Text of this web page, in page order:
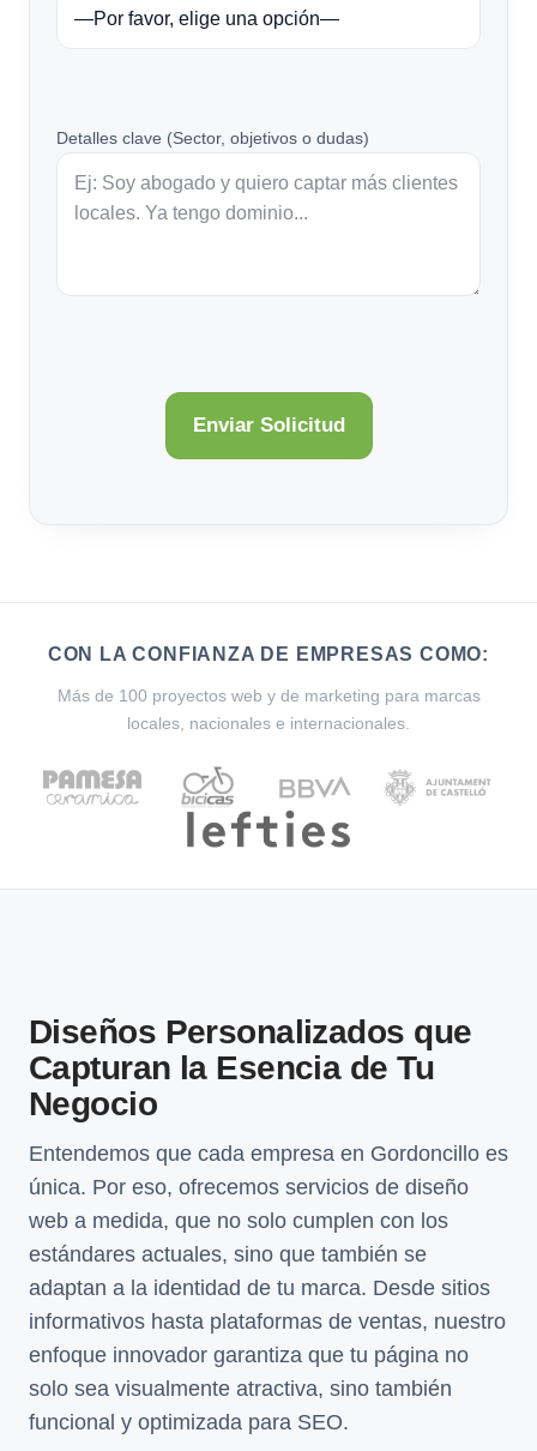
Detalles clave (Sector, objetivos o dudas)
CON LA CONFIANZA DE EMPRESAS COMO:
Más de 100 proyectos web y de marketing para marcas
locales, nacionales e internacionales.
Diseños Personalizados que
Capturan la Esencia de Tu
Negocio
Entendemos que cada empresa en Gordoncillo es
única. Por eso, ofrecemos servicios de diseño
web a medida, que no solo cumplen con los
estándares actuales, sino que también se
adaptan a la identidad de tu marca. Desde sitios
informativos hasta plataformas de ventas, nuestro
enfoque innovador garantiza que tu página no
solo sea visualmente atractiva, sino también
funcional y optimizada para SEO.